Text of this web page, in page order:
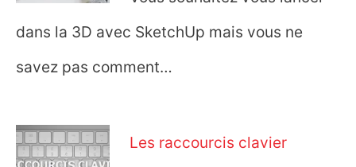
dans la 3D avec SketchUp mais vous ne
savez pas comment…
Les raccourcis clavier